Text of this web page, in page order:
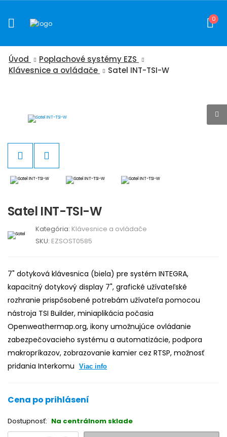
0
Úvod
Poplachové systémy EZS
Klávesnice a ovládače
Satel INT-TSI-W
Satel INT-TSI-W
Kategória: Klávesnice a ovládače
SKU: EZSOST0585
7" dotyková klávesnica (biela) pre systém INTEGRA,
kapacitný dotykový display 7", grafické užívateľské
rozhranie prispôsobené potrebám užívateľa pomocou
nástroja TSI Builder, miniaplikácia počasia
Openweathermap.org, ikony umožnujúce ovládanie
zabezpečovacieho systému a automatizácie, podpora
makropríkazov, zobrazovanie kamier cez RTSP, možnosť
pridania Interkomu
Viac info
Cena po prihlásení
Dostupnosť: Na centrálnom sklade